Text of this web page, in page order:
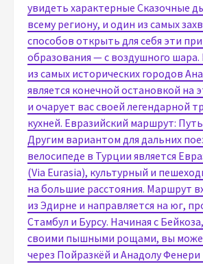
увидеть характерные Сказочные
всему региону, и один из самых
способов открыть для себя эти
образования — с воздушного шара.
из самых исторических городов
является конечной остановкой на
и очарует вас своей легендарной
кухней. Евразийский маршрут:
Другим вариантом для дальних
велосипеде в Турции является
(Via Eurasia), культурный и
на большие расстояния. Маршрут
из Эдирне и направляется на юг,
Стамбул и Бурсу. Начиная с
своими пышными рощами, вы
через Пойразкёй и Анадолу Фенери